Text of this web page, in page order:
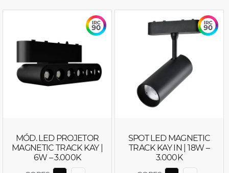
MÓD. LED PROJETOR
MAGNETIC TRACK KAY |
6W – 3.000K
SPOT LED MAGNETIC
TRACK KAY IN | 18W –
3.000K